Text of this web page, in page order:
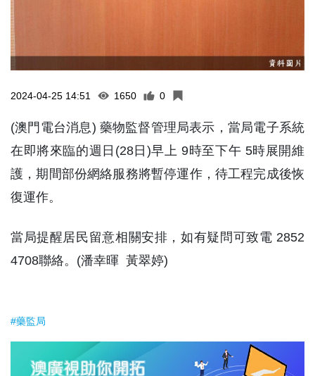
2024-04-25 14:51 1650 0
(澳門電台消息) 藥物監督管理局表示，當局電子系統
在即將來臨的週日(28日)早上 9時至下午 5時展開維
護，期間部份網絡服務將暫停運作，待工程完成後恢
復運作。
當局提醒居民留意相關安排，如有疑問可致電 2852
4708聯絡。(潘幸暉 黃翠婷)
#藥監局